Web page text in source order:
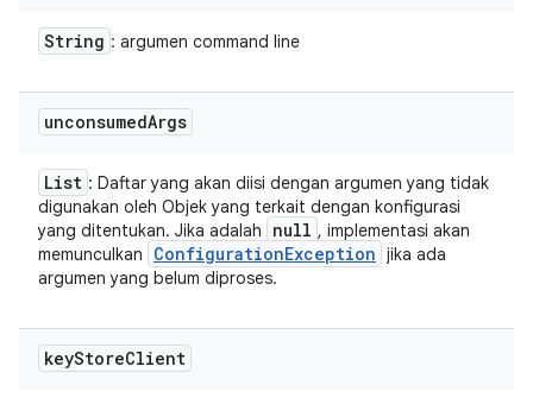
String : argumen command line
unconsumedArgs
List : Daftar yang akan diisi dengan argumen yang tidak
digunakan oleh Objek yang terkait dengan konfigurasi
yang ditentukan. Jika adalah
null , implementasi akan
memunculkan
ConfigurationException jika ada
argumen yang belum diproses.
keyStoreClient